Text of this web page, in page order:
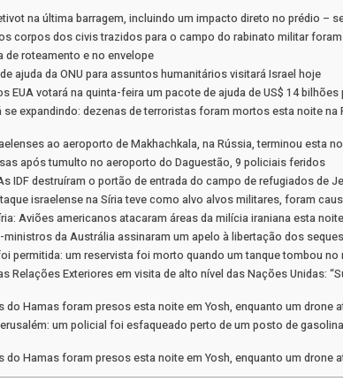
na última barragem, incluindo um impacto direto no prédio –
corpos dos civis trazidos para o campo do rabinato militar
de roteamento e no envelope
ajuda da ONU para assuntos humanitários visitará Israel hoje
EUA votará na quinta-feira um pacote de ajuda de US$ 14 bilhões
expandindo: dezenas de terroristas foram mortos esta noite na
ao aeroporto de Makhachkala, na Rússia, terminou esta
após tumulto no aeroporto do Daguestão, 9 policiais feridos
IDF destruíram o portão de entrada do campo de refugiados de
israelense na Síria teve como alvo alvos militares, foram
Aviões americanos atacaram áreas da milícia iraniana esta noite
da Austrália assinaram um apelo à libertação dos
permitida: um reservista foi morto quando um tanque tombou
Relações Exteriores em visita de alto nível das Nações Unidas:
do Hamas foram presos esta noite em Yosh, enquanto um drone
um policial foi esfaqueado perto de um posto de
do Hamas foram presos esta noite em Yosh, enquanto um drone